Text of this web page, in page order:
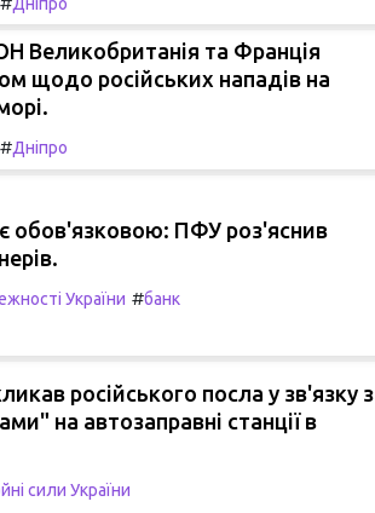
Дніпро
Великобританія та Франція
щодо російських нападів на
#Дніпро
є обов'язковою: ПФУ роз'яснив
України #банк
російського посла у зв'язку з
на автозаправні станції в
сили України